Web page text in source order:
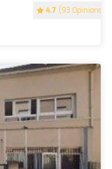
4.7 (93 Opinions)